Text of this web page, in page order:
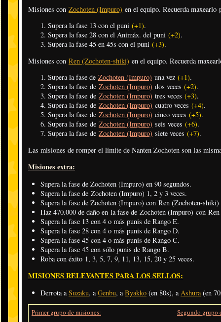
Misiones con Zochoten (Impuro) en el equipo. Recuerda
Supera la fase 13 con el puni (+1).
Supera la fase 28 con el Animáx. del puni (+2).
Supera la fase 45 en 45s con el puni (+3).
Misiones con Ren (Zochoten-shiki) en el equipo. Recuerda
Supera la fase de Zochoten (Impuro) una vez (+1).
Supera la fase de Zochoten (Impuro) dos veces (+2).
Supera la fase de Zochoten (Impuro) tres veces (+3).
Supera la fase de Zochoten (Impuro) cuatro veces (+4).
Supera la fase de Zochoten (Impuro) cinco veces (+5).
Supera la fase de Zochoten (Impuro) seis veces (+6).
Supera la fase de Zochoten (Impuro) siete veces (+7).
Las misiones de romper el límite de Nanten Zochoten son las
Misiones extra:
Supera la fase de Zochoten (Impuro) en 90 segundos.
Supera la fase de Zochoten (Impuro) 1, 2 y 3 veces.
Supera la fase de Zochoten (Impuro) con Ren (Zochoten-shiki)
Haz 470.000 de daño en la fase de Zochoten (Impuro) con
Supera la fase 13 con 4 o más punis de Rango E.
Supera la fase 28 con 4 o más punis de Rango D.
Supera la fase 45 con 4 o más punis de Rango C.
Supera la fase 45 con sólo punis de Rango B.
Roba con éxito 1, 3, 5, 7, 9, 11, 13, 15, 20 y 25 veces.
MISIONES RELEVANTES PARA LOS SELLOS:
Derrota a Suzaku, a Genbu, a Byakko (en 80s), a Ashura (en
Primer grupo de misiones:
Segundo grupo